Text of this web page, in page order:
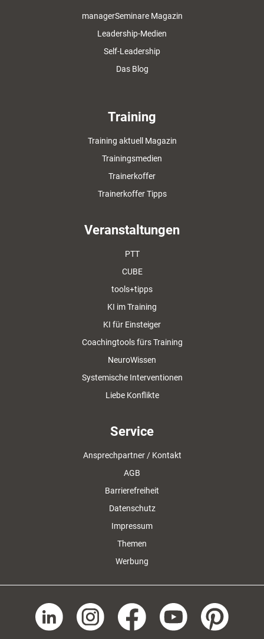
managerSeminare Magazin
Leadership-Medien
Self-Leadership
Das Blog
Training
Training aktuell Magazin
Trainingsmedien
Trainerkoffer
Trainerkoffer Tipps
Veranstaltungen
PTT
CUBE
tools+tipps
KI im Training
KI für Einsteiger
Coachingtools fürs Training
NeuroWissen
Systemische Interventionen
Liebe Konflikte
Service
Ansprechpartner / Kontakt
AGB
Barrierefreiheit
Datenschutz
Impressum
Themen
Werbung